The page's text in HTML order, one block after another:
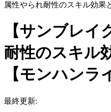
属性やられ耐性のスキル効果
【サンブレイ
耐性のスキル
【モンハンラ
最終更新: